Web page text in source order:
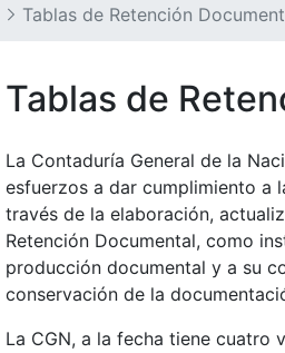
Tablas de
La Contaduría General de la
esfuerzos a dar cumplimiento a
través de la elaboración,
Retención Documental, como
producción documental y a su
conservación de la
La CGN, a la fecha tiene cuatro